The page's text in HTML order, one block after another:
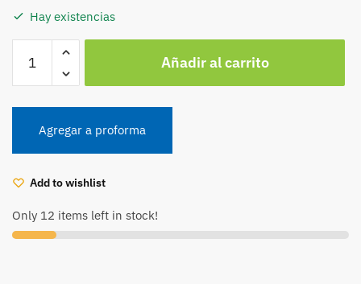
Hay existencias
4Ever
Happy
Birthday
Chart
Añadir al carrito
Agregar a proforma
Add to wishlist
Only 12 items left in stock!